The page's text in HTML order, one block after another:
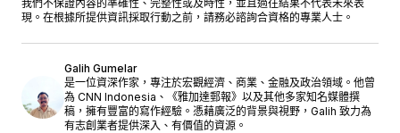
我們不保證內容的準確性、完整性或及時性，並且過往結果不代表未來表
現。在根據所提供資訊採取行動之前，請務必諮詢合資格的專業人士。
Galih Gumelar
是一位資深作家，專注於宏觀經濟、商業、金融及政治領域。他曾
為 CNN Indonesia、《雅加達郵報》以及其他多家知名媒體撰
稿，擁有豐富的寫作經驗。憑藉廣泛的背景與視野，Galih 致力為
有志創業者提供深入、有價值的資源。